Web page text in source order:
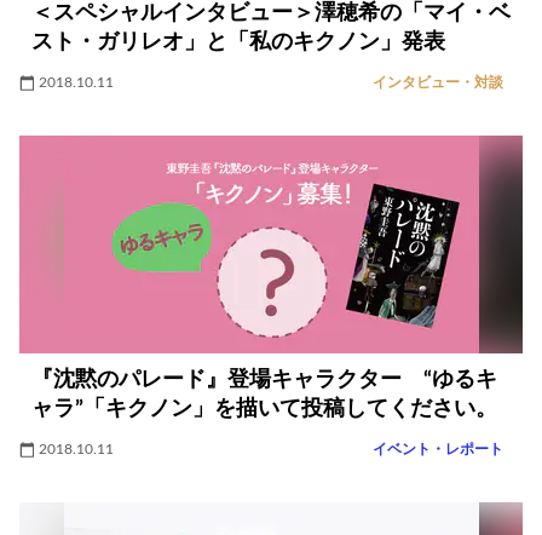
＜スペシャルインタビュー＞澤穂希の「マイ・ベ
スト・ガリレオ」と「私のキクノン」発表
2018.10.11 インタビュー・対談
『沈黙のパレード』登場キャラクター “ゆるキ
ャラ”「キクノン」を描いて投稿してください。
2018.10.11 イベント・レポート